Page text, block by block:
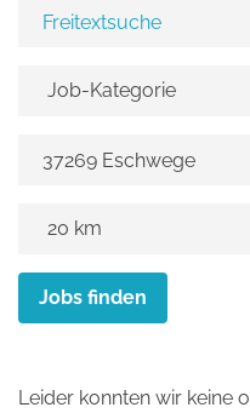
Jobs finden
Leider konnten wir keine